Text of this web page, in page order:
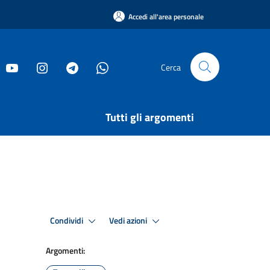
Accedi all'area personale
Cerca
Tutti gli argomenti
Condividi Vedi azioni
Argomenti: